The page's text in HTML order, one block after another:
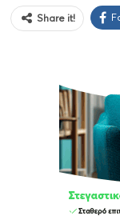
Share it!